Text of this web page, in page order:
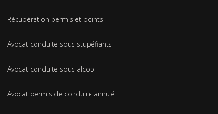
Récupération permis et points
Avocat conduite sous stupéfiants
Avocat conduite sous alcool
Avocat permis de conduire annulé